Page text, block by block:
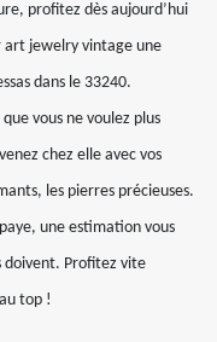
profitez dès aujourd’hui
art jewelry vintage une
dans le 33240.
vous ne voulez plus
chez elle avec vos
les pierres précieuses.
une estimation vous
doivent. Profitez vite
top !